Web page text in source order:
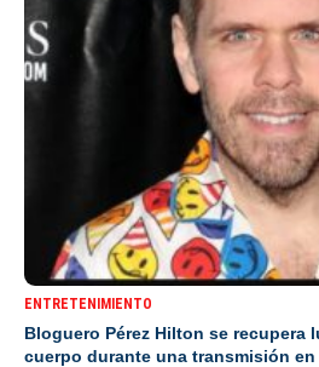
ENTRETENIMIENTO
Bloguero Pérez Hilton se recupera
cuerpo durante una transmisión